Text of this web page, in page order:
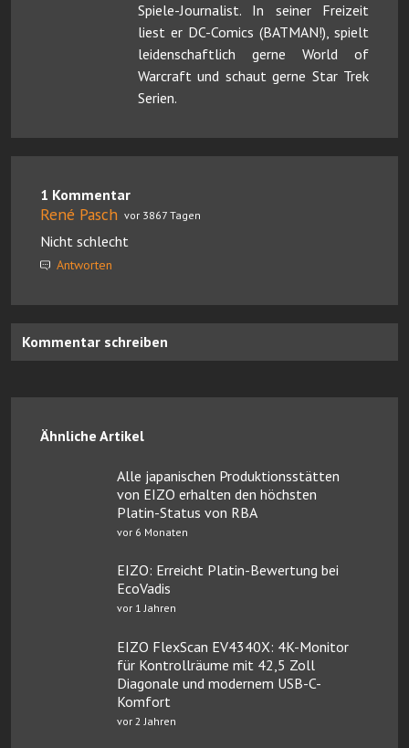
Spiele-Journalist. In seiner Freizeit
liest er DC-Comics (BATMAN!), spielt
leidenschaftlich gerne World of
Warcraft und schaut gerne Star Trek
Serien.
1 Kommentar
René Pasch vor 3867 Tagen
Nicht schlecht
Antworten
Kommentar schreiben
Ähnliche Artikel
Alle japanischen Produktionsstätten
von EIZO erhalten den höchsten
Platin-Status von RBA
vor 6 Monaten
EIZO: Erreicht Platin-Bewertung bei
EcoVadis
vor 1 Jahren
EIZO FlexScan EV4340X: 4K-Monitor
für Kontrollräume mit 42,5 Zoll
Diagonale und modernem USB-C-
Komfort
vor 2 Jahren